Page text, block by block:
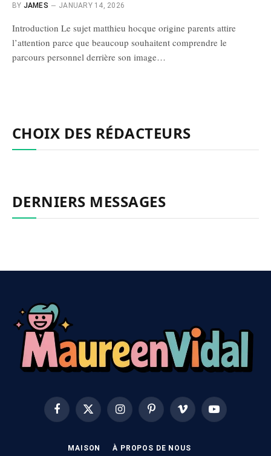
BY JAMES JANUARY 14, 2026
Introduction Le sujet matthieu hocque origine parents attire
l’attention parce que beaucoup souhaitent comprendre le
parcours personnel derrière son image…
CHOIX DES RÉDACTEURS
DERNIERS MESSAGES
FacebookX
(Twitter)
InstagramPinterest Vimeo YouTube
MAISON À PROPOS DE NOUS